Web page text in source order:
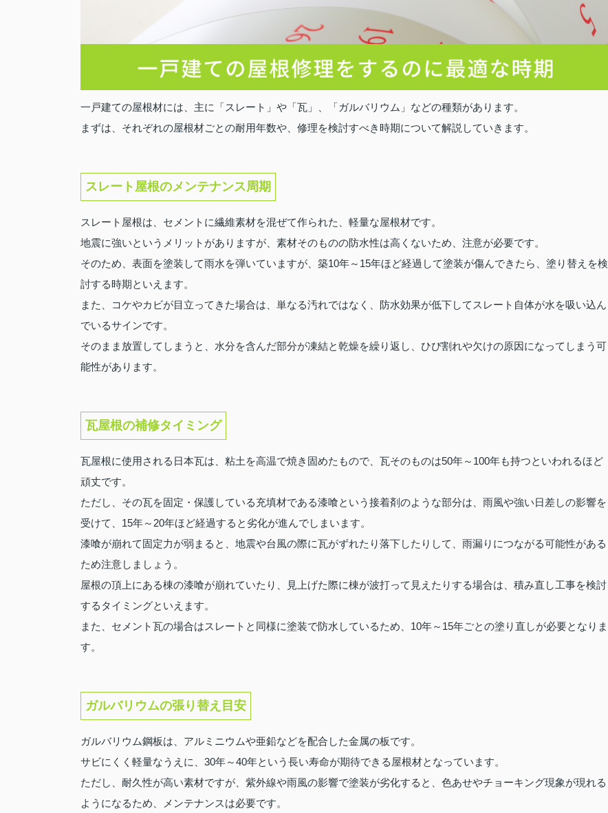
一戸建ての屋根材には、主に「スレート」や「瓦」、「ガルバリウム」などの種類があります。
まずは、それぞれの屋根材ごとの耐用年数や、修理を検討すべき時期について解説していきます。
スレート屋根のメンテナンス周期
スレート屋根は、セメントに繊維素材を混ぜて作られた、軽量な屋根材です。
地震に強いというメリットがありますが、素材そのものの防水性は高くないため、注意が必要です。
そのため、表面を塗装して雨水を弾いていますが、築10年～15年ほど経過して塗装が傷んできたら、塗り替えを検
討する時期といえます。
また、コケやカビが目立ってきた場合は、単なる汚れではなく、防水効果が低下してスレート自体が水を吸い込ん
でいるサインです。
そのまま放置してしまうと、水分を含んだ部分が凍結と乾燥を繰り返し、ひび割れや欠けの原因になってしまう可
能性があります。
瓦屋根の補修タイミング
瓦屋根に使用される日本瓦は、粘土を高温で焼き固めたもので、瓦そのものは50年～100年も持つといわれるほど
頑丈です。
ただし、その瓦を固定・保護している充填材である漆喰という接着剤のような部分は、雨風や強い日差しの影響を
受けて、15年～20年ほど経過すると劣化が進んでしまいます。
漆喰が崩れて固定力が弱まると、地震や台風の際に瓦がずれたり落下したりして、雨漏りにつながる可能性がある
ため注意しましょう。
屋根の頂上にある棟の漆喰が崩れていたり、見上げた際に棟が波打って見えたりする場合は、積み直し工事を検討
するタイミングといえます。
また、セメント瓦の場合はスレートと同様に塗装で防水しているため、10年～15年ごとの塗り直しが必要となりま
す。
ガルバリウムの張り替え目安
ガルバリウム鋼板は、アルミニウムや亜鉛などを配合した金属の板です。
サビにくく軽量なうえに、30年～40年という長い寿命が期待できる屋根材となっています。
ただし、耐久性が高い素材ですが、紫外線や雨風の影響で塗装が劣化すると、色あせやチョーキング現象が現れる
ようになるため、メンテナンスは必要です。